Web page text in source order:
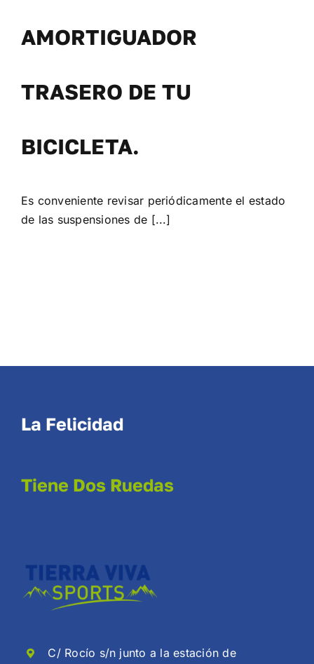
AMORTIGUADOR
TRASERO DE TU
BICICLETA.
Es conveniente revisar periódicamente el estado
de las suspensiones de [...]
La Felicidad
Tiene Dos Ruedas
C/ Rocío s/n junto a la estación de